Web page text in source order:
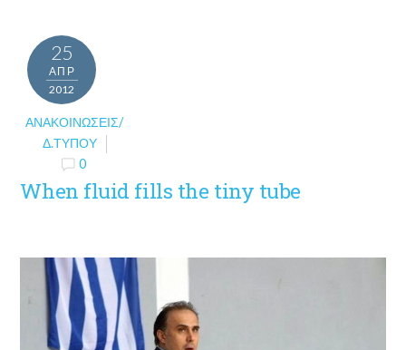
25
ΑΠΡ
2012
ΑΝΑΚΟΙΝΏΣΕΙΣ/
Δ.ΤΎΠΟΥ
0
When fluid fills the tiny tube